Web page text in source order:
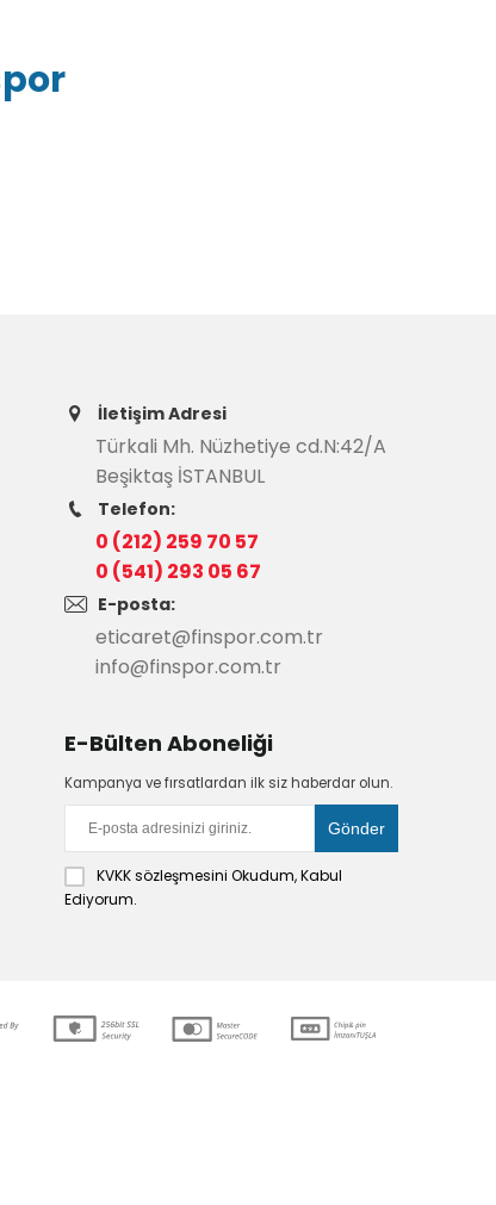
İletişim Adresi
Türkali Mh. Nüzhetiye cd.N:42/A
Beşiktaş İSTANBUL
Telefon:
0 (212) 259 70 57
0 (541) 293 05 67
E-posta:
eticaret@finspor.com.tr
info@finspor.com.tr
E-Bülten Aboneliği
Kampanya ve fırsatlardan ilk siz haberdar olun.
KVKK sözleşmesini Okudum, Kabul
Ediyorum.